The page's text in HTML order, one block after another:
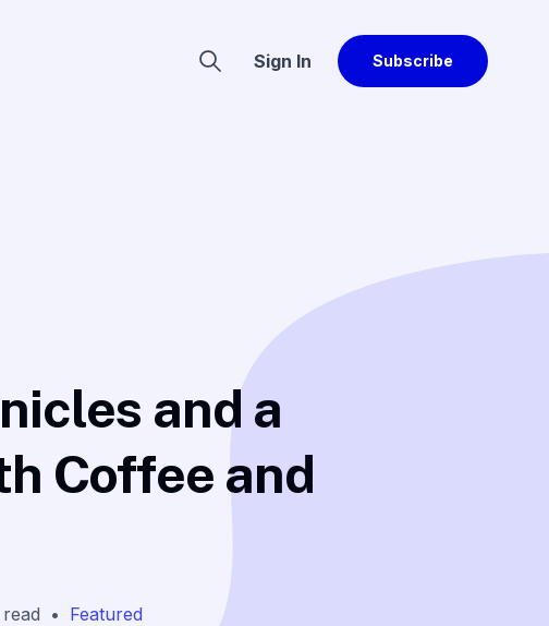
Sign In Subscribe
and a
Coffee and
• Featured